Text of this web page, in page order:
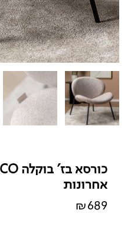
אחרונות
₪689